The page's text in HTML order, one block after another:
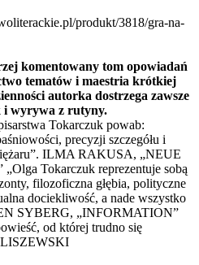
produkt/3818/gra-na-
komentowany tom opowiadań
tematów i maestria krótkiej
autorka dostrzega zawsze
i wyrywa z rutyny.
Tokarczuk powab:
precyzji szczegółu i
ILMA RAKUSA, „NEUE
Tokarczuk reprezentuje sobą
filozoficzna głębia, polityczne
dociekliwość, a nade wszystko
SYBERG, „INFORMATION”
od której trudno się